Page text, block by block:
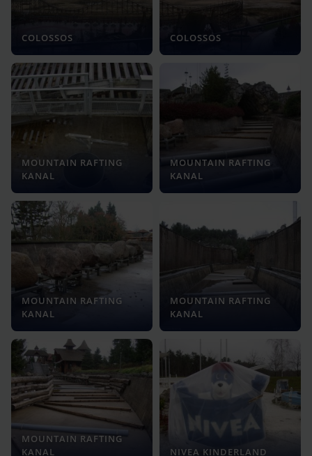
COLOSSOS COLOSSOS
MOUNTAIN RAFTING
KANAL
MOUNTAIN RAFTING
KANAL
MOUNTAIN RAFTING
KANAL
MOUNTAIN RAFTING
KANAL
MOUNTAIN RAFTING
KANAL
NIVEA KINDERLAND